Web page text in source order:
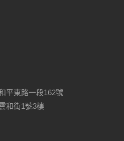
平東路一段162號
和街1號3樓